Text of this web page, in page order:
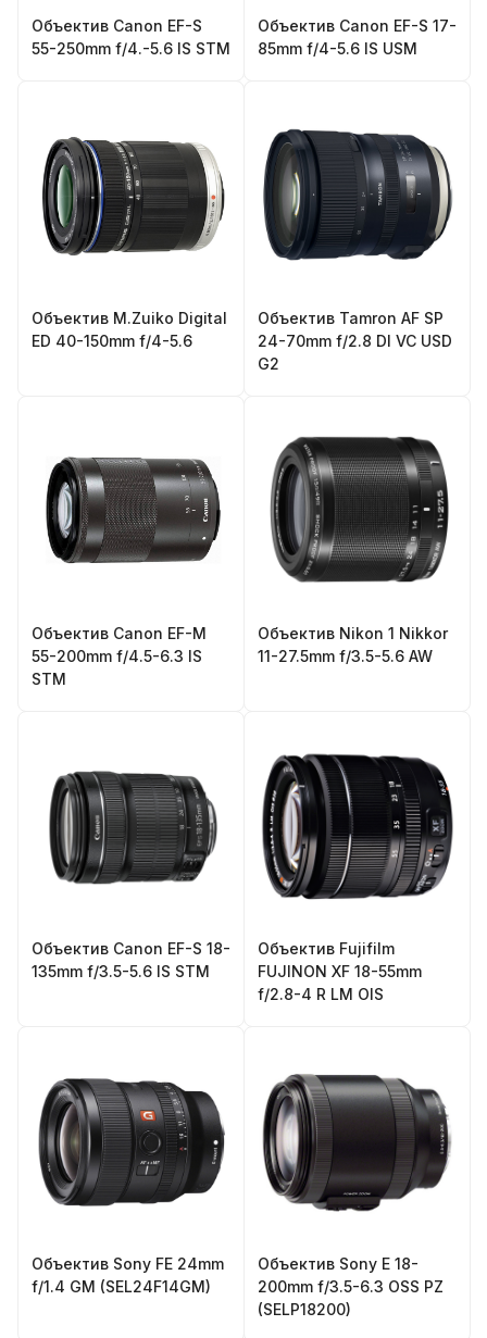
Объектив Canon EF-S
55-250mm f/4.-5.6 IS STM
Объектив Canon EF-S 17-
85mm f/4-5.6 IS USM
Объектив M.Zuiko Digital
ED 40-150mm f/4-5.6
Объектив Tamron AF SP
24-70mm f/2.8 DI VC USD
G2
Объектив Canon EF-M
55-200mm f/4.5-6.3 IS
STM
Объектив Nikon 1 Nikkor
11-27.5mm f/3.5-5.6 AW
Объектив Canon EF-S 18-
135mm f/3.5-5.6 IS STM
Объектив Fujifilm
FUJINON XF 18-55mm
f/2.8-4 R LM OIS
Объектив Sony FE 24mm
f/1.4 GM (SEL24F14GM)
Объектив Sony E 18-
200mm f/3.5-6.3 OSS PZ
(SELP18200)